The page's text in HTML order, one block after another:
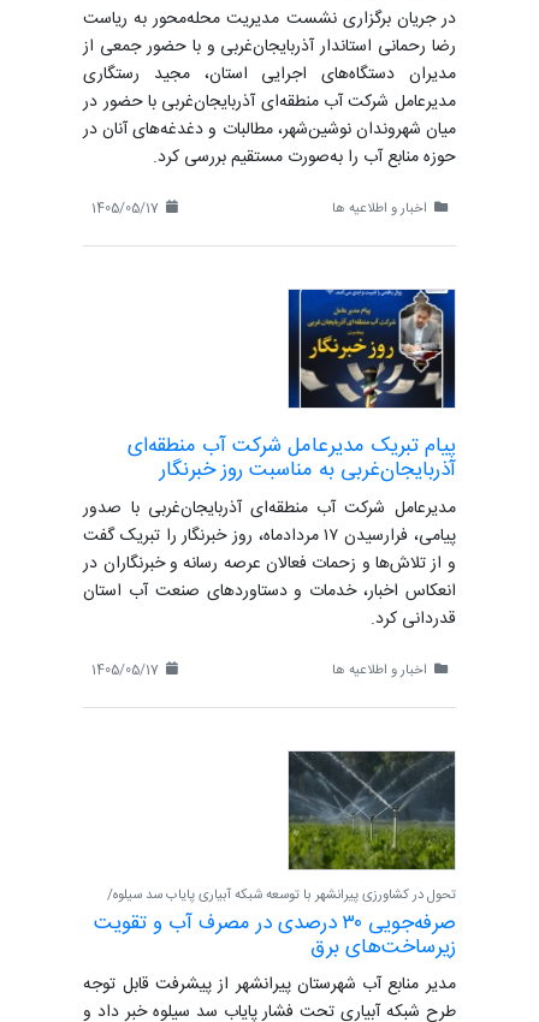
در جریان برگزاری نشست مدیریت محله‌محور به ریاست
رضا رحمانی استاندار آذربایجان‌غربی و با حضور جمعی از
مدیران دستگاه‌های اجرایی استان، مجید رستگاری
مدیرعامل شرکت آب منطقه‌ای آذربایجان‌غربی با حضور در
میان شهروندان نوشین‌شهر، مطالبات و دغدغه‌های آنان در
حوزه منابع آب را به‌صورت مستقیم بررسی کرد.
اخبار و اطلاعیه ها
پیام تبریک مدیرعامل شرکت آب منطقه‌ای
آذربایجان‌غربی به مناسبت روز خبرنگار
مدیرعامل شرکت آب منطقه‌ای آذربایجان‌غربی با صدور
پیامی، فرارسیدن ۱۷ مردادماه، روز خبرنگار را تبریک گفت
و از تلاش‌ها و زحمات فعالان عرصه رسانه و خبرنگاران در
انعکاس اخبار، خدمات و دستاوردهای صنعت آب استان
قدردانی کرد.
اخبار و اطلاعیه ها
تحول در کشاورزی پیرانشهر با توسعه شبکه آبیاری پایاب سد سیلوه/
صرفه‌جویی ۳۰ درصدی در مصرف آب و تقویت
زیرساخت‌های برق
مدیر منابع آب شهرستان پیرانشهر از پیشرفت قابل توجه
طرح شبکه آبیاری تحت فشار پایاب سد سیلوه خبر داد و